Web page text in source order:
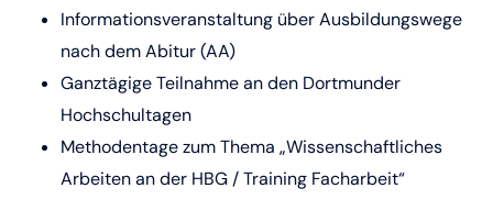
Informationsveranstaltung über Ausbildungswege
nach dem Abitur (AA)
Ganztägige Teilnahme an den Dortmunder
Hochschultagen
Methodentage zum Thema „Wissenschaftliches
Arbeiten an der HBG / Training Facharbeit“